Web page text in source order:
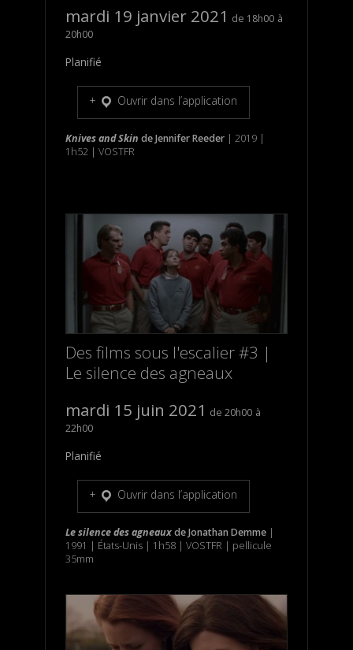
mardi 19 janvier 2021
18h00
20h00
Planifié
Ouvrir dans l’application
Knives and Skin deJennifer Reeder | 2019 |
1h52 | VOSTFR
Des films sous l'escalier #3 |
Le silence des agneaux
mardi 15 juin 2021
20h00
22h00
Planifié
Ouvrir dans l’application
Le silence des agneauxdeJonathan Demme |
1991 | États-Unis | 1h58 | VOSTFR | pellicule
35mm